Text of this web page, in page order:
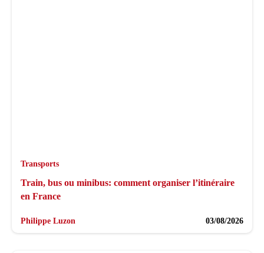
Transports
Train, bus ou minibus: comment organiser l’itinéraire
en France
Philippe Luzon 03/08/2026